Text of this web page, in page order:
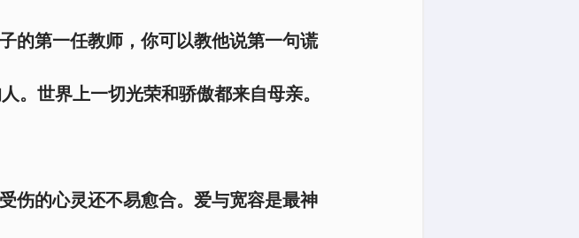
的第一任教师，你可以教他说第一句谎
。世界上一切光荣和骄傲都来自母亲。
伤的心灵还不易愈合。爱与宽容是最神